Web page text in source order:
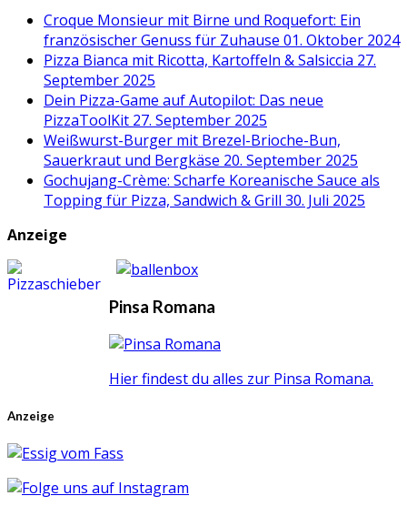
Croque Monsieur mit Birne und Roquefort: Ein
französischer Genuss für Zuhause 01. Oktober 2024
Pizza Bianca mit Ricotta, Kartoffeln & Salsiccia 27.
September 2025
Dein Pizza-Game auf Autopilot: Das neue
PizzaToolKit 27. September 2025
Weißwurst-Burger mit Brezel-Brioche-Bun,
Sauerkraut und Bergkäse 20. September 2025
Gochujang-Crème: Scharfe Koreanische Sauce als
Topping für Pizza, Sandwich & Grill 30. Juli 2025
Anzeige
Pinsa Romana
Hier findest du alles zur Pinsa Romana.
Anzeige